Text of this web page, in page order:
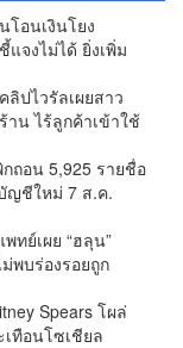
โอนเงินโยง
แจงไม่ได้ ยิ่งเพิ่ม
ลิปไวรัลเผยสาว
าน ไร้ลูกค้าเข้าใช้
กำลังซื้อหดตัว
ถอน 5,925 รายชื่อ
ญชีใหม่ 7 ส.ค.
งอดีตอธิบดีโดน 6
ทย์เผย “ฮลุน”
พบร่องรอยถูก
ยันอีก 1-2 สัปดาห์
Spears โผล่
ทือนโซเชียล